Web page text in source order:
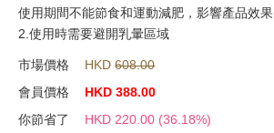
使用期間不能節食和運動減肥，影響產品效果
2.使用時需要避開乳暈區域
市場價格 HKD608.00
會員價格
HKD388.00
你節省了
HKD 220.00 (36.18%)